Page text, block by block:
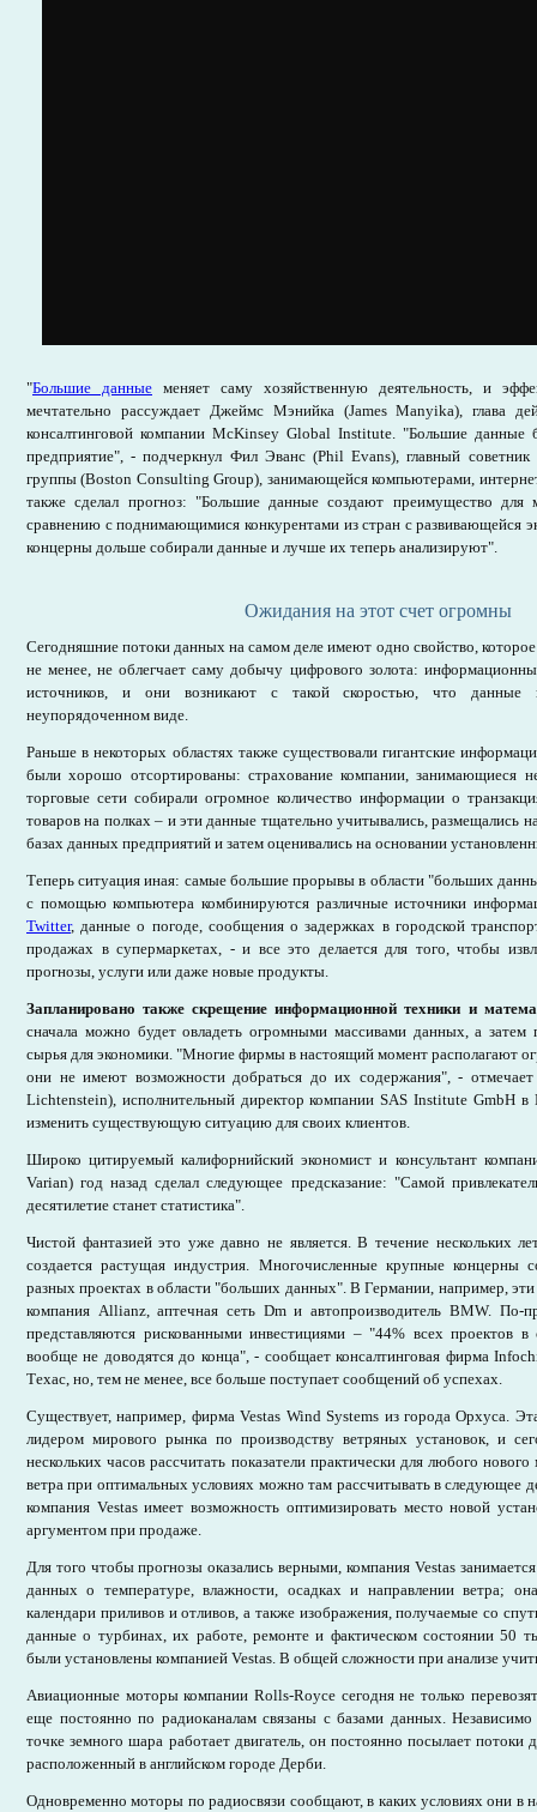
"Большие данные меняет саму хозяйственную деятельность, и
мечтательно рассуждает Джеймс Мэнийка (James Manyika), глава
консалтинговой компании McKinsey Global Institute. "Большие данные
предприятие", - подчеркнул Фил Эванс (Phil Evans), главный советник
группы (Boston Consulting Group), занимающейся компьютерами,
также сделал прогноз: "Большие данные создают преимущество
сравнению с поднимающимися конкурентами из стран с развивающейся
концерны дольше собирали данные и лучше их теперь анализируют".
Ожидания на этот счет огромны
Сегодняшние потоки данных на самом деле имеют одно свойство,
не менее, не облегчает саму добычу цифрового золота:
источников, и они возникают с такой скоростью, что данные
неупорядоченном виде.
Раньше в некоторых областях также существовали гигантские
были хорошо отсортированы: страхование компании, занимающиеся
торговые сети собирали огромное количество информации о
товаров на полках – и эти данные тщательно учитывались, размещались
базах данных предприятий и затем оценивались на основании
Теперь ситуация иная: самые большие прорывы в области "больших
с помощью компьютера комбинируются различные источники
Twitter, данные о погоде, сообщения о задержках в городской
продажах в супермаркетах, - и все это делается для того, чтобы
прогнозы, услуги или даже новые продукты.
Запланировано также скрещение информационной техники и
сначала можно будет овладеть огромными массивами данных, а
сырья для экономики. "Многие фирмы в настоящий момент располагают
они не имеют возможности добраться до их содержания", -
Lichtenstein), исполнительный директор компании SAS Institute GmbH в
изменить существующую ситуацию для своих клиентов.
Широко цитируемый калифорнийский экономист и консультант
Varian) год назад сделал следующее предсказание: "Самой
десятилетие станет статистика".
Чистой фантазией это уже давно не является. В течение нескольких
создается растущая индустрия. Многочисленные крупные концерны
разных проектах в области "больших данных". В Германии, например,
компания Allianz, аптечная сеть Dm и автопроизводитель BMW. По-
представляются рискованными инвестициями – "44% всех проектов
вообще не доводятся до конца", - сообщает консалтинговая фирма
Техас, но, тем не менее, все больше поступает сообщений об успехах.
Существует, например, фирма Vestas Wind Systems из города Орхуса.
лидером мирового рынка по производству ветряных установок, и
нескольких часов рассчитать показатели практически для любого
ветра при оптимальных условиях можно там рассчитывать в следующее
компания Vestas имеет возможность оптимизировать место новой
аргументом при продаже.
Для того чтобы прогнозы оказались верными, компания Vestas
данных о температуре, влажности, осадках и направлении ветра;
календари приливов и отливов, а также изображения, получаемые со
данные о турбинах, их работе, ремонте и фактическом состоянии 50
были установлены компанией Vestas. В общей сложности при анализе
Авиационные моторы компании Rolls-Royce сегодня не только
еще постоянно по радиоканалам связаны с базами данных. Независимо
точке земного шара работает двигатель, он постоянно посылает
расположенный в английском городе Дерби.
Одновременно моторы по радиосвязи сообщают, в каких условиях они в